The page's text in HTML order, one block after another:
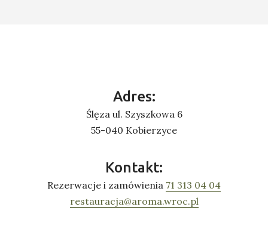
Adres:
Ślęza ul. Szyszkowa 6
55-040 Kobierzyce
Kontakt:
Rezerwacje i zamówienia 71 313 04 04
restauracja@aroma.wroc.pl